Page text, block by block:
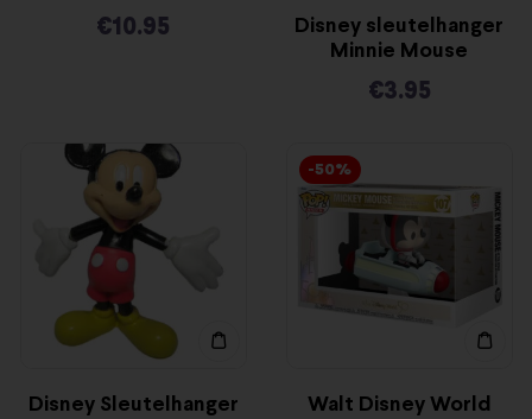
€10.95
Disney sleutelhanger
Minnie Mouse
€3.95
Disney Sleutelhanger
-50%
Walt Disney World